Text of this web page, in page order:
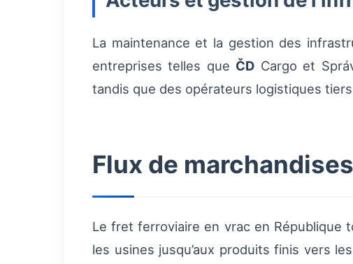
La maintenance et la gestion des
entreprises telles que ČD Cargo et
tandis que des opérateurs logistiques
Flux de
Le fret ferroviaire en vrac en République
les usines jusqu’aux produits finis vers